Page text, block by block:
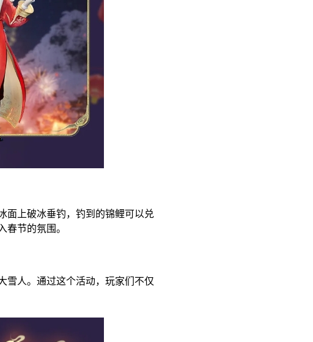
上破冰垂钓，钓到的锦鲤可以兑
节的氛围。
人。通过这个活动，玩家们不仅